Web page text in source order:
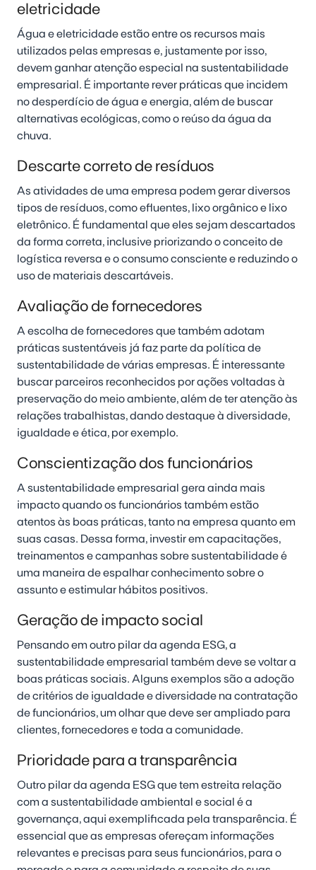
eletricidade
Água e eletricidade estão entre os recursos mais
utilizados pelas empresas e, justamente por isso,
devem ganhar atenção especial na sustentabilidade
empresarial. É importante rever práticas que incidem
no desperdício de água e energia, além de buscar
alternativas ecológicas, como o reúso da água da
chuva.
Descarte correto de resíduos
As atividades de uma empresa podem gerar diversos
tipos de resíduos, como efluentes, lixo orgânico e lixo
eletrônico. É fundamental que eles sejam descartados
da forma correta, inclusive priorizando o conceito de
logística reversa e o consumo consciente e reduzindo o
uso de materiais descartáveis.
Avaliação de fornecedores
A escolha de fornecedores que também adotam
práticas sustentáveis já faz parte da política de
sustentabilidade de várias empresas. É interessante
buscar parceiros reconhecidos por ações voltadas à
preservação do meio ambiente, além de ter atenção às
relações trabalhistas, dando destaque à diversidade,
igualdade e ética, por exemplo.
Conscientização dos funcionários
A sustentabilidade empresarial gera ainda mais
impacto quando os funcionários também estão
atentos às boas práticas, tanto na empresa quanto em
suas casas. Dessa forma, investir em capacitações,
treinamentos e campanhas sobre sustentabilidade é
uma maneira de espalhar conhecimento sobre o
assunto e estimular hábitos positivos.
Geração de impacto social
Pensando em outro pilar da agenda ESG, a
sustentabilidade empresarial também deve se voltar a
boas práticas sociais. Alguns exemplos são a adoção
de critérios de igualdade e diversidade na contratação
de funcionários, um olhar que deve ser ampliado para
clientes, fornecedores e toda a comunidade.
Prioridade para a transparência
Outro pilar da agenda ESG que tem estreita relação
com a sustentabilidade ambiental e social é a
governança, aqui exemplificada pela transparência. É
essencial que as empresas ofereçam informações
relevantes e precisas para seus funcionários, para o